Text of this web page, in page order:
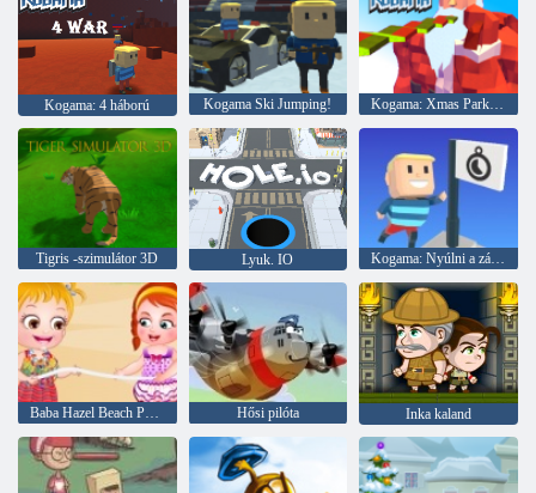
Kogama: 4 háború Kogama Ski Jumping! Kogama: Xmas Parkour
Tigris -szimulátor 3D Lyuk. IO Kogama: Nyúlni a zászlót
Hősi pilóta Inka kaland